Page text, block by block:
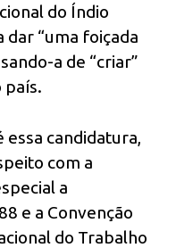
do Índio
dar “uma foiçada
a de “criar”
país.
essa candidatura,
com a
a
e a Convenção
do Trabalho